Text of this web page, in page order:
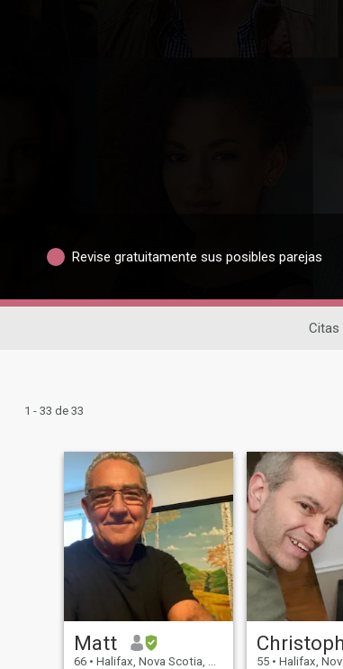
Revise gratuitamente sus posibles parejas
Citas
1 - 33 de 33
Matt
66 • Halifax, Nova Scotia, Canadá
55 • Halifax, Nova